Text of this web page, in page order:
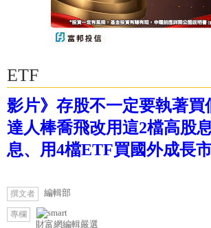
ETF
影片》存股不一定要執著買
達人棒喬飛改用這2檔高股
息、用4檔ETF買國外成長市
撰文者 編輯部
專欄
財富網編輯嚴選